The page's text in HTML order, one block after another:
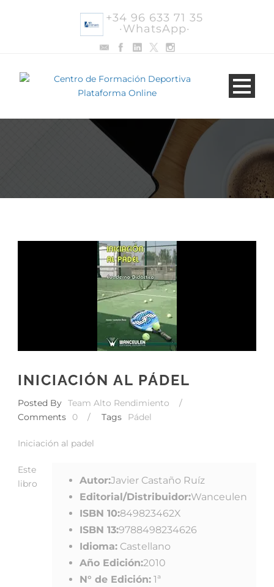
+34 96 633 71 35
·WhatsApp·
INICIACIÓN AL PÁDEL
Posted By Team Alto Rendimiento
/
Comments
0 / Tags Pádel
Iniciación al padel
Autor:Javier Castaño Ruíz
Editorial/Distribuidor:Wanceulen
ISBN 10:849823462X
ISBN 13:9788498234626
Idioma: Castellano
Año Edición:2010
N° de Edición: 1ª
Este
libro